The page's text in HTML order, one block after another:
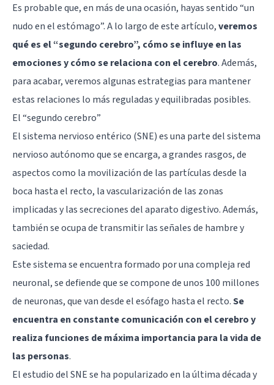
Es probable que, en más de una ocasión, hayas sentido “un
nudo en el estómago”. A lo largo de este artículo,veremos
qué es el “segundo cerebro”, cómo se influye en las
emociones y cómo se relaciona con el cerebro. Además,
para acabar, veremos algunas estrategias para mantener
estas relaciones lo más reguladas y equilibradas posibles.
El “segundo cerebro”
El sistema nervioso entérico (SNE) es una parte del sistema
nervioso autónomo que se encarga, a grandes rasgos, de
aspectos como la movilización de las partículas desde la
boca hasta el recto, la vascularización de las zonas
implicadas y las secreciones del aparato digestivo. Además,
también se ocupa de transmitir las señales de hambre y
saciedad.
Este sistema se encuentra formado por una compleja red
neuronal, se defiende que se compone de unos 100 millones
de neuronas, que van desde el esófago hasta el recto.Se
encuentra en constante comunicación con el cerebro y
realiza funciones de máxima importancia para la vida de
las personas.
El estudio del SNE se ha popularizado en la última década y